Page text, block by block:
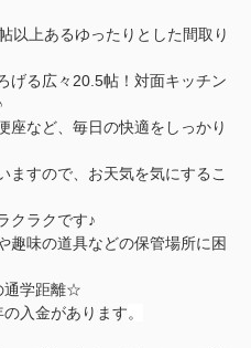
以上あるゆったりとした間取り
げる広々20.5帖！対面キッチン
座など、毎日の快適をしっかり
ますので、お天気を気にするこ
クラクです♪
趣味の道具などの保管場所に困
通学距離☆
入金があります。